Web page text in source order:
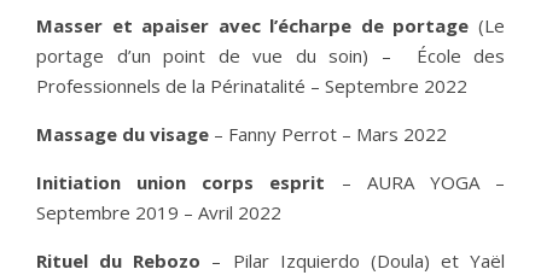
Masser et apaiser avec l’écharpe de portage (Le
portage d’un point de vue du soin) –
École des
Professionnels de la Périnatalité – Septembre 2022
Massage du visage – Fanny Perrot – Mars 2022
Initiation union corps esprit – AURA YOGA –
Septembre 2019 – Avril 2022
Rituel du Rebozo – Pilar Izquierdo (Doula) et Yaël